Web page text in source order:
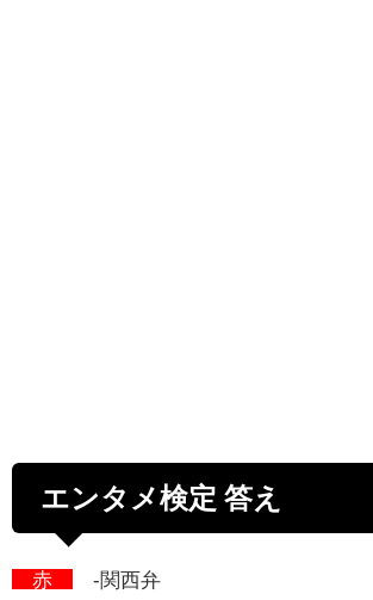
エンタメ検定 答え
赤 -関西弁